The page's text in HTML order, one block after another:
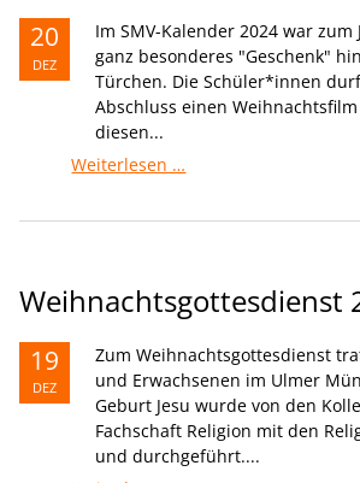
20
DEZ
Im SMV-Kalender 2024 war zum
ganz besonderes "Geschenk"
Türchen. Die Schüler*innen
Abschluss einen
diesen...
Weiterlesen …
Weihnachtsgottesdienst
19
DEZ
Zum Weihnachtsgottesdienst
und Erwachsenen im Ulmer
Geburt Jesu wurde von den
Fachschaft Religion mit den
und durchgeführt....